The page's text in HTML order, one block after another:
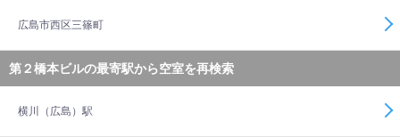
広島市西区三篠町
第２橋本ビルの最寄駅から空室を再検索
横川（広島）駅